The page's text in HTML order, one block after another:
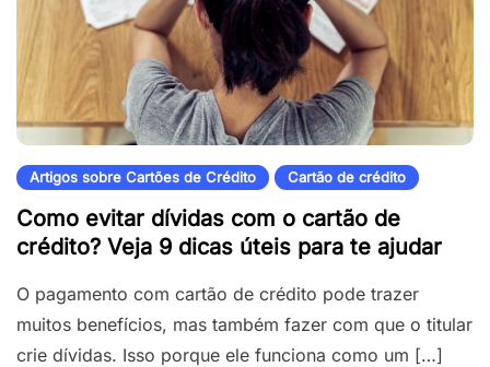
Artigos sobre Cartões de Crédito Cartão de crédito
Como evitar dívidas com o cartão de
crédito? Veja 9 dicas úteis para te ajudar
O pagamento com cartão de crédito pode trazer
muitos benefícios, mas também fazer com que o titular
crie dívidas. Isso porque ele funciona como um […]